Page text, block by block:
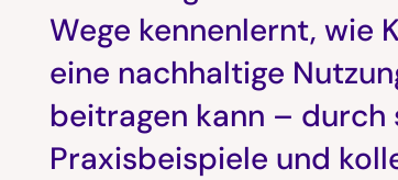
Wege kennenlernt, wie
eine nachhaltige
beitragen kann –
Praxisbeispiele und